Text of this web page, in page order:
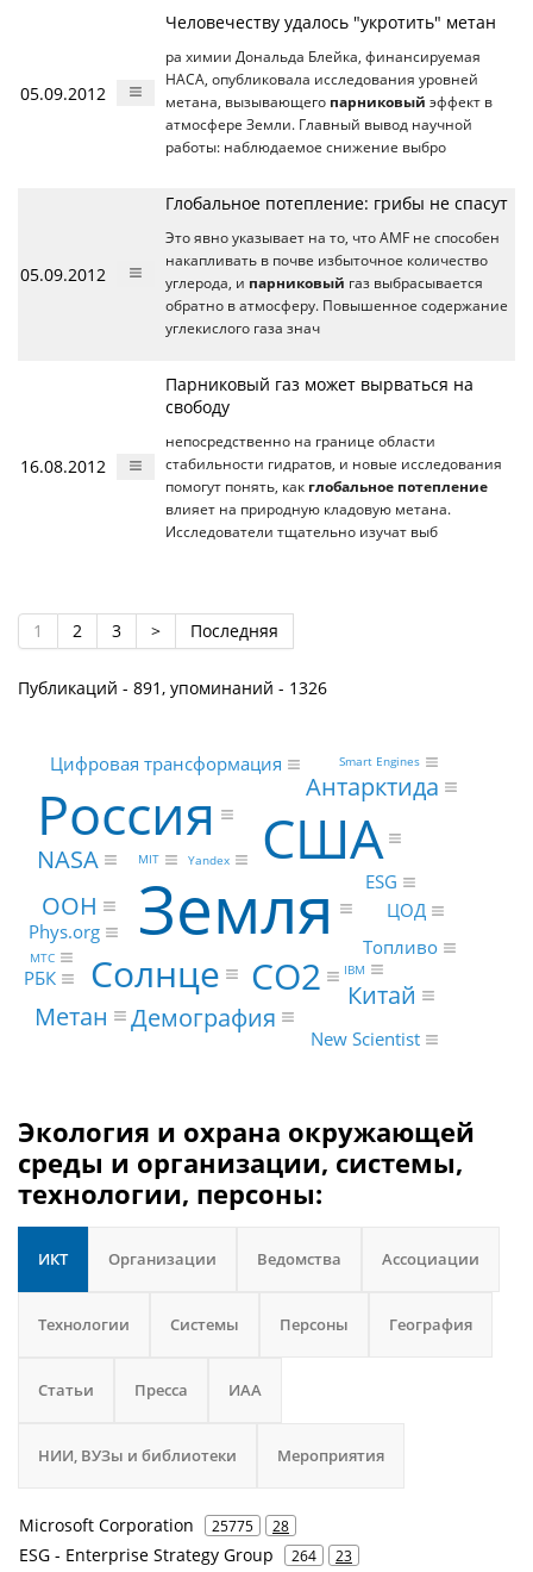
05.09.2012
Человечеству удалось "укротить" метан
ра химии Дональда Блейка, финансируемая
НАСА, опубликовала исследования уровней
метана, вызывающего парниковый эффект в
атмосфере Земли. Главный вывод научной
работы: наблюдаемое снижение выбро
05.09.2012
Глобальное потепление: грибы не спасут
Это явно указывает на то, что AMF не способен
накапливать в почве избыточное количество
углерода, и парниковый газ выбрасывается
обратно в атмосферу. Повышенное содержание
углекислого газа знач
16.08.2012
Парниковый газ может вырваться на
свободу
непосредственно на границе области
стабильности гидратов, и новые исследования
помогут понять, как глобальное потепление
влияет на природную кладовую метана.
Исследователи тщательно изучат выб
1 2 3 > Последняя
Публикаций - 891, упоминаний - 1326
Земля
США
Россия
Солнце CO2 Китай
NASA
ООН
Метан Демография
Антарктида
Топливо
ЦОД
Цифровая трансформация
Phys.org
New Scientist
ESG
РБК
Yandex
MIT
МТС
IBM
Smart Engines
Экология и охрана окружающей
среды и организации, системы,
технологии, персоны:
ИКТ Организации Ведомства Ассоциации
Технологии Системы Персоны География
Статьи Пресса ИАА
НИИ, ВУЗы и библиотеки Мероприятия
Microsoft Corporation 25775 28
ESG - Enterprise Strategy Group 264 23